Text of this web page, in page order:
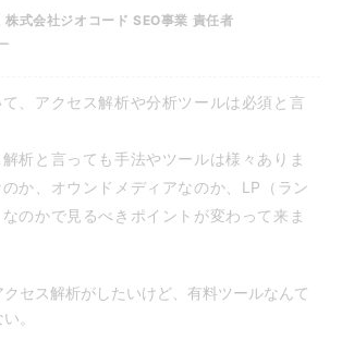
株式会社ジオコード SEO事業 責任者
、アクセス解析や分析ツールは必須と言
析と言っても手法やツールは様々ありま
か、オウンドメディアなのか、LP（ラン
のかで見るべきポイントが変わって来ま
セス解析がしたいけど、有料ツールなんて
。